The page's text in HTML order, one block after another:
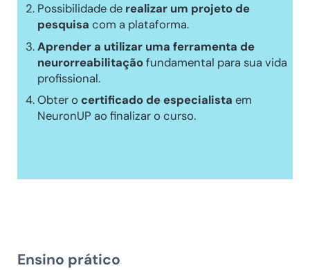
Possibilidade de realizar um projeto de
pesquisa com a plataforma.
Aprender a utilizar uma ferramenta de
neurorreabilitaçãofundamental para sua vida
profissional.
Obter o certificado de especialista em
NeuronUP ao finalizar o curso.
Ensino prático